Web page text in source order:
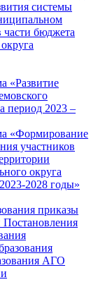
системы
части бюджета
«Развитие
период 2023 –
«Формирование
участников
округа
2028 годы»
приказы
АГО